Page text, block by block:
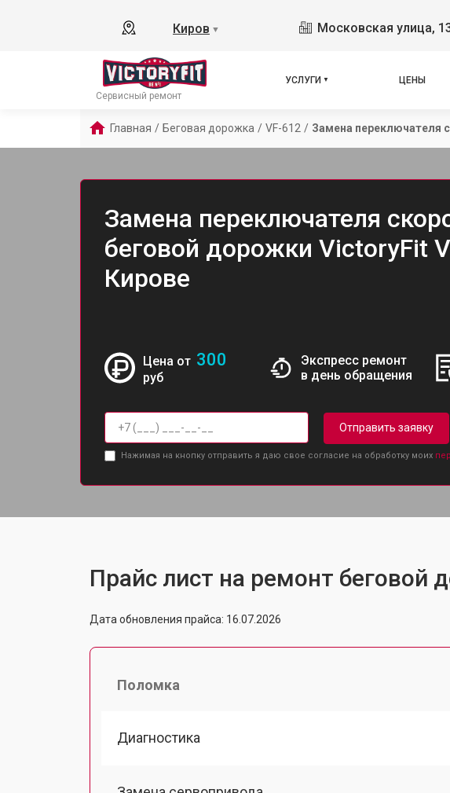
Киров ▼ Московская улица,
Сервисный ремонт
УСЛУГИ ЦЕНЫ
Главная / Беговая дорожка / VF-612 / Замена переключателя
Замена переключателя
беговой дорожки VictoryFit
Кирове
Цена от 300
руб
Экспресс ремонт
в день обращения
Отправить заявку
Нажимая на кнопку отправить я даю свое согласие на обработку моих
Прайс лист на ремонт беговой
Дата обновления прайса: 16.07.2026
Поломка
Диагностика